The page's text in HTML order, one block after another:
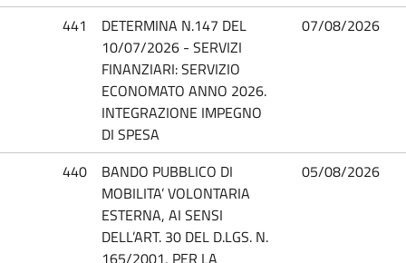
441
DETERMINA N.147 DEL
10/07/2026 - SERVIZI
FINANZIARI: SERVIZIO
ECONOMATO ANNO 2026.
INTEGRAZIONE IMPEGNO
DI SPESA
07/08/2026
440
BANDO PUBBLICO DI
MOBILITA’ VOLONTARIA
ESTERNA, AI SENSI
DELL’ART. 30 DEL D.LGS. N.
165/2001, PER LA
05/08/2026